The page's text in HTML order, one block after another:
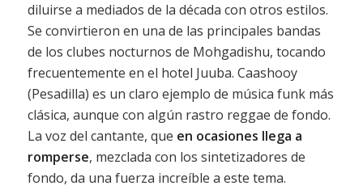
diluirse a mediados de la década con otros estilos.
Se convirtieron en una de las principales bandas
de los clubes nocturnos de Mohgadishu, tocando
frecuentemente en el hotel Juuba. Caashooy
(Pesadilla) es un claro ejemplo de música funk más
clásica, aunque con algún rastro reggae de fondo.
La voz del cantante, que en ocasiones llega a
romperse, mezclada con los sintetizadores de
fondo, da una fuerza increíble a este tema.